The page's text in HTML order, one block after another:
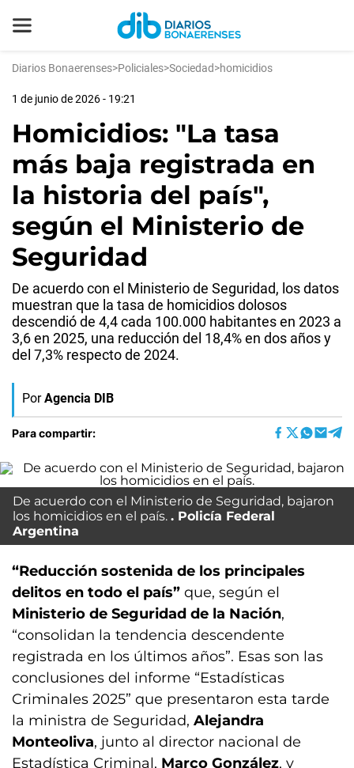
Diarios Bonaerenses>Policiales>Sociedad>homicidios
1 de junio de 2026 - 19:21
Homicidios: "La tasa
más baja registrada en
la historia del país",
según el Ministerio de
Seguridad
De acuerdo con el Ministerio de Seguridad, los datos
muestran que la tasa de homicidios dolosos
descendió de 4,4 cada 100.000 habitantes en 2023 a
3,6 en 2025, una reducción del 18,4% en dos años y
del 7,3% respecto de 2024.
Por Agencia DIB
Para compartir:
De acuerdo con el Ministerio de Seguridad, bajaron
los homicidios en el país.
Policía Federal
Argentina
“Reducción sostenida de los principales
delitos en todo el país” que, según el
Ministerio de Seguridad de la Nación,
“consolidan la tendencia descendente
registrada en los últimos años”. Esas son las
conclusiones del informe “Estadísticas
Criminales 2025” que presentaron esta tarde
la ministra de Seguridad, Alejandra
Monteoliva, junto al director nacional de
Estadística Criminal, Marco González, y